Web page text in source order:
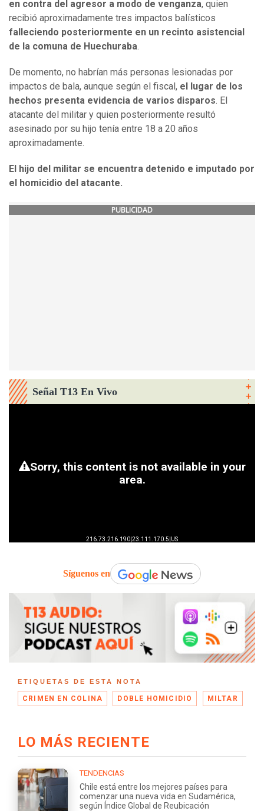
en contra del agresor a modo de venganza, quien
recibió aproximadamente tres impactos balísticos
falleciendo posteriormente en un recinto asistencial
de la comuna de Huechuraba.
De momento, no habrían más personas lesionadas por
impactos de bala, aunque según el fiscal, el lugar de los
hechos presenta evidencia de varios disparos. El
atacante del militar y quien posteriormente resultó
asesinado por su hijo tenía entre 18 a 20 años
aproximadamente.
El hijo del militar se encuentra detenido e imputado por
el homicidio del atacante.
PUBLICIDAD
Señal T13 En Vivo
Síguenos en
ETIQUETAS DE ESTA NOTA
CRIMEN EN COLINA DOBLE HOMICIDIO MILTAR
LO MÁS RECIENTE
TENDENCIAS
Chile está entre los mejores países para
comenzar una nueva vida en Sudamérica,
según Índice Global de Reubicación